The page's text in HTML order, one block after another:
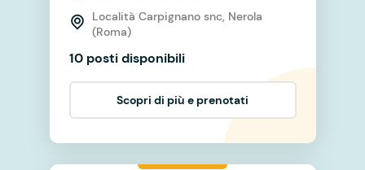
Località Carpignano snc, Nerola
(Roma)
10 posti disponibili
Scopri di più e prenotati